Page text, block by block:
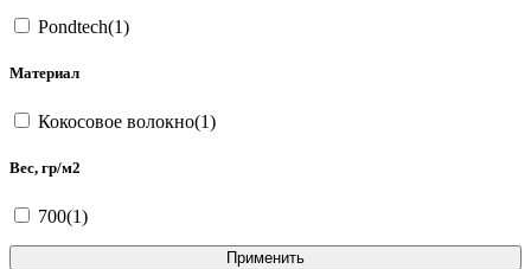
Pondtech(1)
Материал
Кокосовое волокно(1)
Вес, гр/м2
700(1)